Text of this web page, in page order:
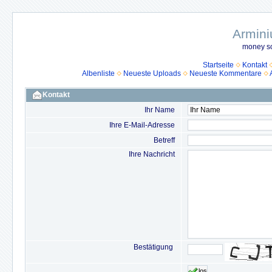
money
Startseite
Kontakt
Albenliste
Neueste Uploads Neueste Kommentare
Kontakt
Ihr Name
Ihre E-Mail-Adresse
Betreff
Ihre Nachricht
Bestätigung